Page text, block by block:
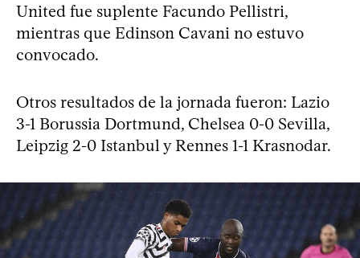
United fue suplente Facundo Pellistri,
mientras que Edinson Cavani no estuvo
convocado.
Otros resultados de la jornada fueron: Lazio
3-1 Borussia Dortmund, Chelsea 0-0 Sevilla,
Leipzig 2-0 Istanbul y Rennes 1-1 Krasnodar.